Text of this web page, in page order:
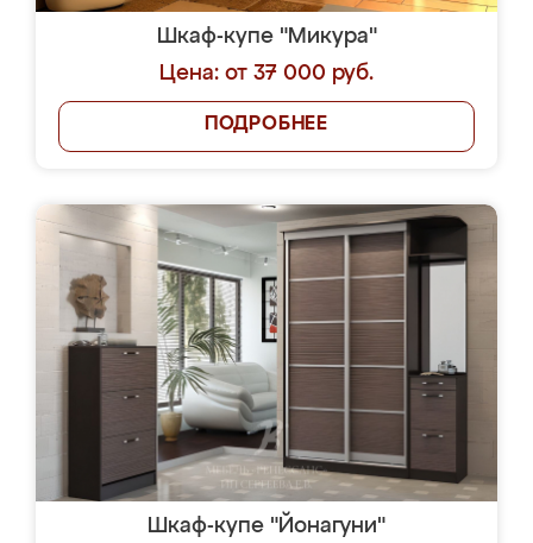
Шкаф-купе "Микура"
Цена: от 37 000 руб.
ПОДРОБНЕЕ
Шкаф-купе "Йонагуни"